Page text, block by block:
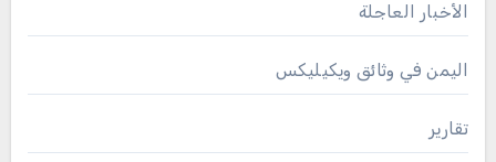
الأخبار العاجلة
اليمن في وثائق ويكيليكس
تقارير